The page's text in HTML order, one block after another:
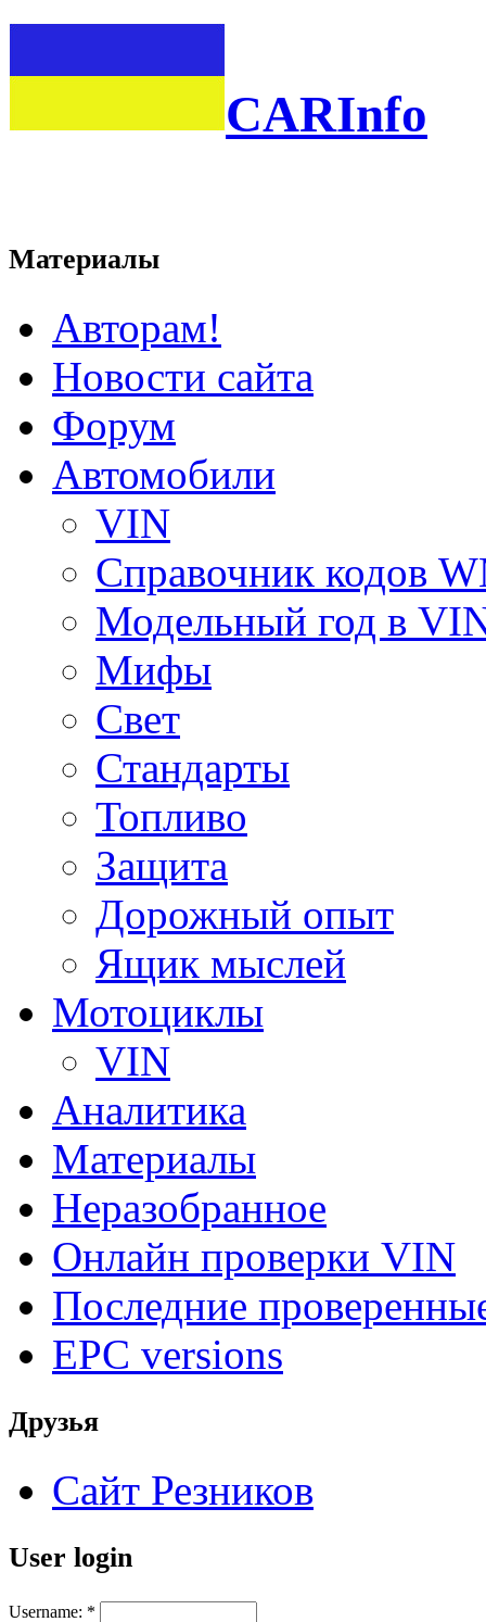
CARInfo
Материалы
Авторам!
Новости сайта
Форум
Автомобили
VIN
Справочник кодов
Модельный год в
Мифы
Свет
Стандарты
Топливо
Защита
Дорожный опыт
Ящик мыслей
Мотоциклы
VIN
Аналитика
Материалы
Неразобранное
Онлайн проверки VIN
Последние
EPC versions
Друзья
Сайт Резников
User login
Username: *